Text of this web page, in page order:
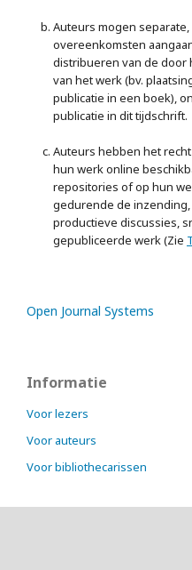
Auteurs mogen
overeenkomsten
distribueren van de door
van het werk (bv.
publicatie in een boek),
publicatie in dit tijdschrift.
Auteurs hebben het
hun werk online
repositories of op hun
gedurende de
productieve discussies,
gepubliceerde werk (Zie
Open Journal Systems
Informatie
Voor lezers
Voor auteurs
Voor bibliothecarissen